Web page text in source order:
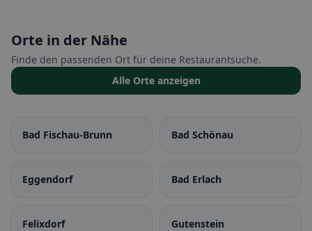
Orte in der Nähe
Finde den passenden Ort für deine Restaurantsuche.
Alle Orte anzeigen
Bad Fischau-Brunn Bad Schönau
Eggendorf Bad Erlach
Felixdorf Gutenstein